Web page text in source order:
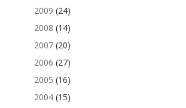
2009 (24)
2008 (14)
2007(20)
2006 (27)
2005 (16)
2004(15)